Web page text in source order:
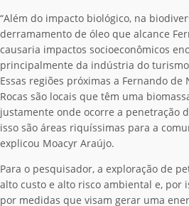
“Além do impacto biológico, na
derramamento de óleo que alcance
causaria impactos socioeconômicos
principalmente da indústria do
Essas regiões próximas a Fernando de
Rocas são locais que têm uma
justamente onde ocorre a penetração
isso são áreas riquíssimas para a
explicou Moacyr Araújo.
Para o pesquisador, a exploração de
alto custo e alto risco ambiental e, por
por medidas que visam gerar uma